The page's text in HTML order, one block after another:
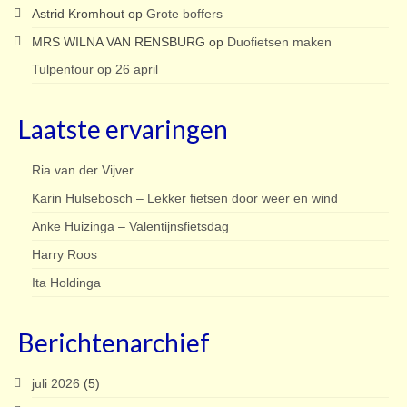
Astrid Kromhout op Grote boffers
MRS WILNA VAN RENSBURG op Duofietsen maken
Tulpentour op 26 april
Laatste ervaringen
Ria van der Vijver
Karin Hulsebosch – Lekker fietsen door weer en wind
Anke Huizinga – Valentijnsfietsdag
Harry Roos
Ita Holdinga
Berichtenarchief
juli 2026 (5)